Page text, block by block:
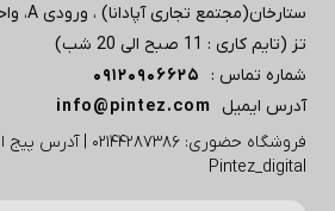
تز (تایم کاری : 11 صبح الی 20 شب)
شماره تماس :
09120906625
آدرس ایمیل
info@pintez.com
فروشگاه حضوری:
Pintez_digital